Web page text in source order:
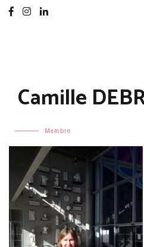
Camille
Membre